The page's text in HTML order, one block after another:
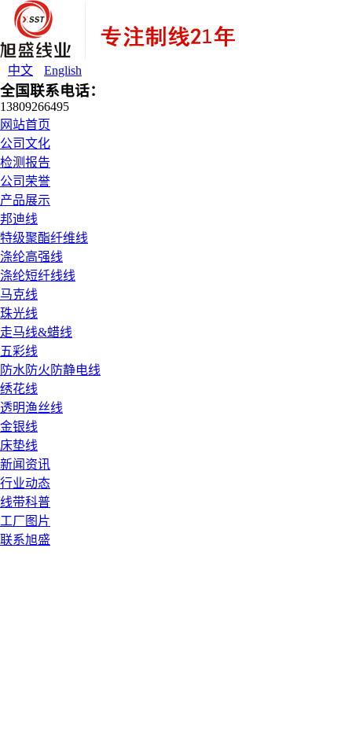
中文 English
全国联系电话：
13809266495
网站首页
公司文化
检测报告
公司荣誉
产品展示
邦迪线
特级聚酯纤维线
涤纶高强线
涤纶短纤线线
马克线
珠光线
走马线&蜡线
五彩线
防水防火防静电线
绣花线
透明渔丝线
金银线
床垫线
新闻资讯
行业动态
线带科普
工厂图片
联系旭盛